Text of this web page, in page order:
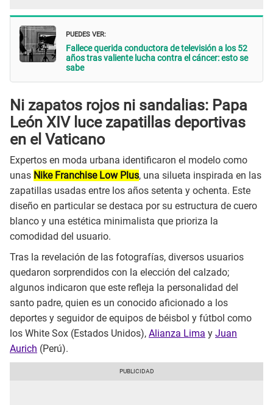
PUEDES VER:
Fallece querida conductora de televisión a los 52
años tras valiente lucha contra el cáncer: esto se
sabe
Ni zapatos rojos ni sandalias: Papa
León XIV luce zapatillas deportivas
en el Vaticano
Expertos en moda urbana identificaron el modelo como
unas Nike Franchise Low Plus, una silueta inspirada en las
zapatillas usadas entre los años setenta y ochenta. Este
diseño en particular se destaca por su estructura de cuero
blanco y una estética minimalista que prioriza la
comodidad del usuario.
Tras la revelación de las fotografías, diversos usuarios
quedaron sorprendidos con la elección del calzado;
algunos indicaron que este refleja la personalidad del
santo padre, quien es un conocido aficionado a los
deportes y seguidor de equipos de béisbol y fútbol como
los White Sox (Estados Unidos), Alianza Lima y Juan
Aurich (Perú).